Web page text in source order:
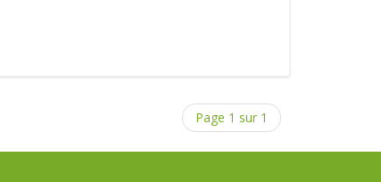
Page 1 sur 1